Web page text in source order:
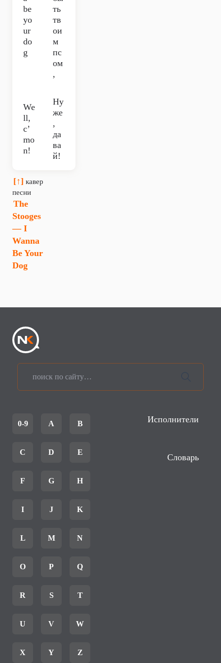
be
yo
ur
do
g
ть
тв
ои
м
пс
ом
,
We
ll,
c’
mo
n!
Ну
же
,
да
ва
й!
[↑] кавер
песни
The
Stooges
— I
Wanna
Be Your
Dog
0-9 A B
C D E
F G H
I J K
L M N
O P Q
R S T
U V W
X Y Z
Исполнители
Словарь